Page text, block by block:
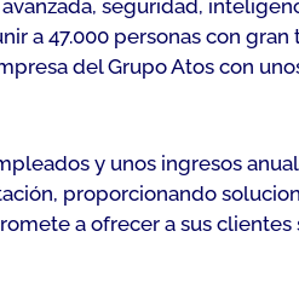
seguridad,
a 47.000 personas con
del Grupo Atos con
y unos ingresos
proporcionando
a ofrecer a sus